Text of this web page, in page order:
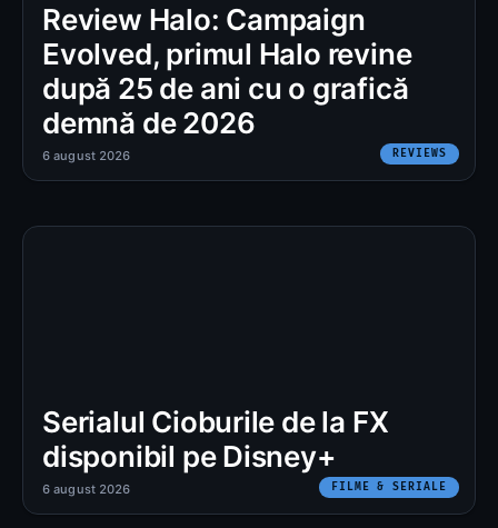
Review Halo: Campaign
Evolved, primul Halo revine
după 25 de ani cu o grafică
demnă de 2026
REVIEWS
6 august 2026
Serialul Cioburile de la FX
disponibil pe Disney+
FILME & SERIALE
6 august 2026